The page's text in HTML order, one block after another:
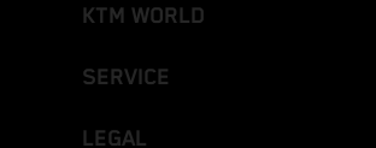
KTM WORLD
SERVICE
LEGAL